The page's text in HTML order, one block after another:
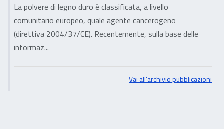
La polvere di legno duro è classificata, a livello
comunitario europeo, quale agente cancerogeno
(direttiva 2004/37/CE). Recentemente, sulla base delle
informaz...
Vai all'archivio pubblicazioni